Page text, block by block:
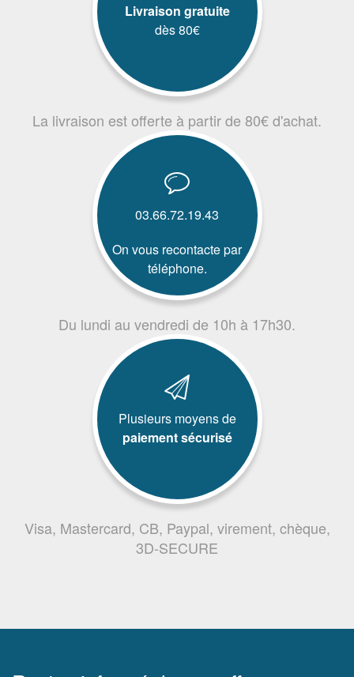
Livraison gratuite
dès 80€
La livraison est offerte à partir de 80€ d'achat.
03.66.72.19.43
On vous recontacte par
téléphone.
Du lundi au vendredi de 10h à 17h30.
Plusieurs moyens de
paiement sécurisé
Visa, Mastercard, CB, Paypal, virement, chèque,
3D-SECURE